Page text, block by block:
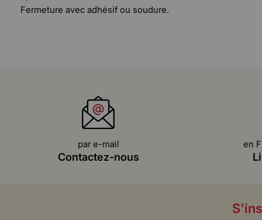
Fermeture avec adhésif ou soudure.
par e-mail
Contactez-nous
en